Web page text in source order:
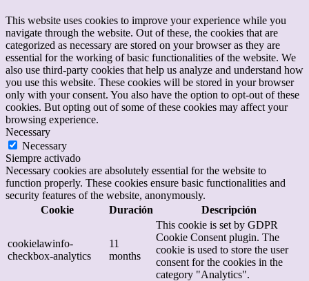
This website uses cookies to improve your experience while you
navigate through the website. Out of these, the cookies that are
categorized as necessary are stored on your browser as they are
essential for the working of basic functionalities of the website. We
also use third-party cookies that help us analyze and understand how
you use this website. These cookies will be stored in your browser
only with your consent. You also have the option to opt-out of these
cookies. But opting out of some of these cookies may affect your
browsing experience.
Necessary
Necessary
Siempre activado
Necessary cookies are absolutely essential for the website to
function properly. These cookies ensure basic functionalities and
security features of the website, anonymously.
Cookie
Duración Descripción
cookielawinfo-
checkbox-analytics
11
months
This cookie is set by GDPR
Cookie Consent plugin. The
cookie is used to store the user
consent for the cookies in the
category "Analytics".